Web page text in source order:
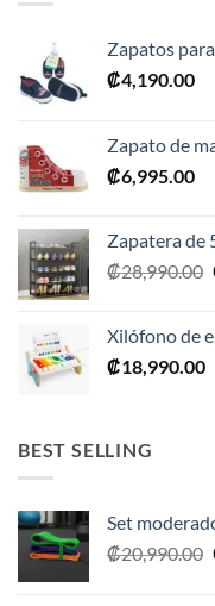
Zapatos
₡4,190.00
Zapato de
₡6,995.00
Zapatera de
₡28,990.00
Xilófono de
₡18,990.00
BEST SELLING
Set
₡20,990.00